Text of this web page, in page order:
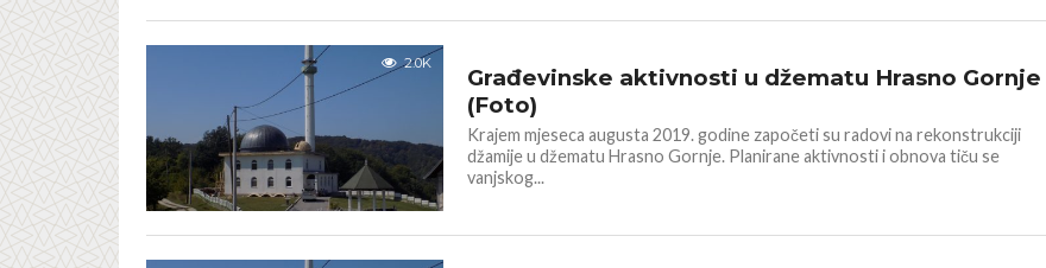
2.0K
Građevinske aktivnosti u džematu Hrasno Gornje
(Foto)
Krajem mjeseca augusta 2019. godine započeti su radovi na rekonstrukciji
džamije u džematu Hrasno Gornje. Planirane aktivnosti i obnova tiču se
vanjskog...